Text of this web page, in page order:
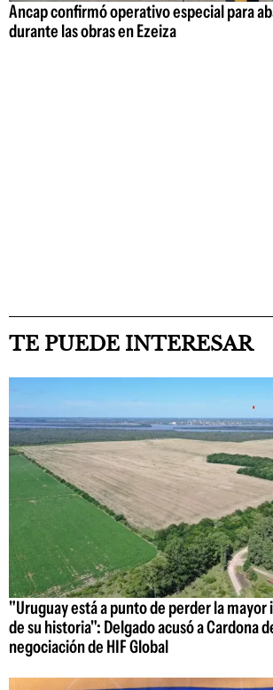
Ancap confirmó operativo especial para
durante las obras en Ezeiza
TE PUEDE INTERESAR
"Uruguay está a punto de perder la
de su historia": Delgado acusó a Cardona
negociación de HIF Global